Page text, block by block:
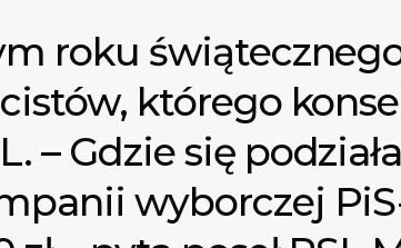
roku
którego
– Gdzie się
wyborczej